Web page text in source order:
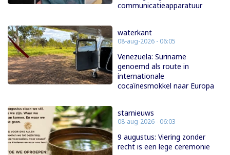
communicatieapparatuur
waterkant
08-aug-2026 - 06:05
Venezuela: Suriname
genoemd als route in
internationale
cocaïnesmokkel naar Europa
starnieuws
08-aug-2026 - 06:03
9 augustus: Viering zonder
recht is een lege ceremonie